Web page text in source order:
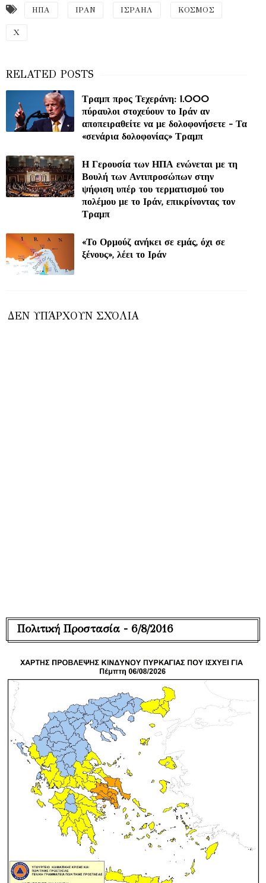
ΗΠΑ ΙΡΑΝ ΙΣΡΑΗΛ ΚΟΣΜΟΣ
Χ
Τραμπ προς Τεχεράνη: 1.000
πύραυλοι στοχεύουν το Ιράν αν
αποπειραθείτε να με δολοφονήσετε - Τα
«σενάρια δολοφονίας» Τραμπ
Η Γερουσία των ΗΠΑ ενώνεται με τη
Βουλή των Αντιπροσώπων στην
ψήφιση υπέρ του τερματισμού του
πολέμου με το Ιράν, επικρίνοντας τον
Τραμπ
«Το Ορμούζ ανήκει σε εμάς, όχι σε
ξένους», λέει το Ιράν
ΔΕΝ ΥΠΆΡΧΟΥΝ ΣΧΌΛΙΑ
Πολιτική Προστασία - 6/8/2016